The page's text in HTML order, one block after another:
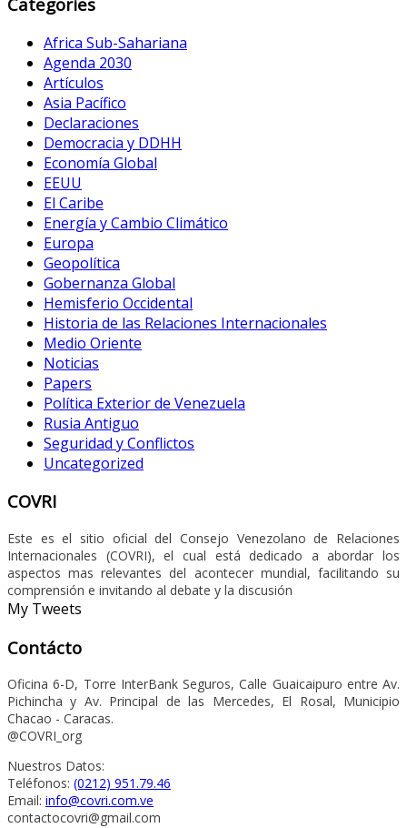
Africa Sub-Sahariana
Agenda 2030
Artículos
Asia Pacífico
Declaraciones
Democracia y DDHH
Economía Global
EEUU
El Caribe
Energía y Cambio Climático
Europa
Geopolítica
Gobernanza Global
Hemisferio Occidental
Historia de las Relaciones Internacionales
Medio Oriente
Noticias
Papers
Política Exterior de Venezuela
Rusia Antiguo
Seguridad y Conflictos
Uncategorized
COVRI
Este es el sitio oficial del Consejo Venezolano de Relaciones
Internacionales (COVRI), el cual está dedicado a abordar los
aspectos mas relevantes del acontecer mundial, facilitando su
comprensión e invitando al debate y la discusión
My Tweets
Contácto
Oficina 6-D, Torre InterBank Seguros, Calle Guaicaipuro entre Av.
Pichincha y Av. Principal de las Mercedes, El Rosal, Municipio
Chacao - Caracas.
@COVRI_org
Nuestros Datos:
Teléfonos: (0212) 951.79.46
Email: info@covri.com.ve
contactocovri@gmail.com